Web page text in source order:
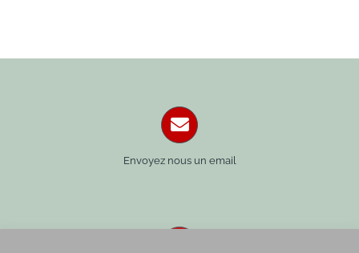
Envoyez nous un email